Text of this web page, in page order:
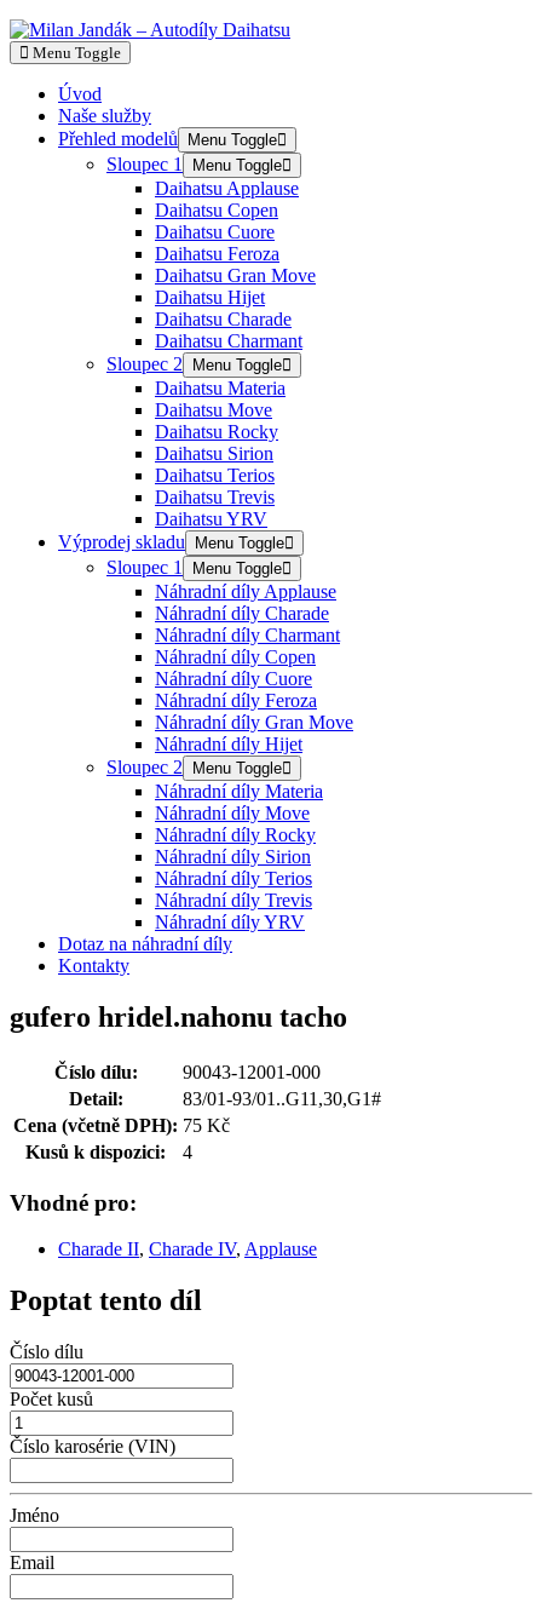
Menu Toggle
Úvod
Naše služby
Přehled modelů
Menu Toggle
Sloupec 1 Menu Toggle
Daihatsu Applause
Daihatsu Copen
Daihatsu Cuore
Daihatsu Feroza
Daihatsu Gran Move
Daihatsu Hijet
Daihatsu Charade
Daihatsu Charmant
Sloupec 2
Menu Toggle
Daihatsu Materia
Daihatsu Move
Daihatsu Rocky
Daihatsu Sirion
Daihatsu Terios
Daihatsu Trevis
Daihatsu YRV
Výprodej skladu
Menu Toggle
Sloupec 1 Menu Toggle
Náhradní díly Applause
Náhradní díly Charade
Náhradní díly Charmant
Náhradní díly Copen
Náhradní díly Cuore
Náhradní díly Feroza
Náhradní díly Gran Move
Náhradní díly Hijet
Sloupec 2
Menu Toggle
Náhradní díly Materia
Náhradní díly Move
Náhradní díly Rocky
Náhradní díly Sirion
Náhradní díly Terios
Náhradní díly Trevis
Náhradní díly YRV
Dotaz na náhradní díly
Kontakty
gufero hridel.nahonu tacho
Číslo dílu:
90043-12001-000
Detail:
83/01-93/01..G11,30,G1#
Cena (včetně DPH): 75 Kč
Kusů k dispozici:
4
Vhodné pro:
Charade II, Charade IV, Applause
Poptat tento díl
Číslo dílu
Počet kusů
Číslo karosérie (VIN)
Jméno
Email